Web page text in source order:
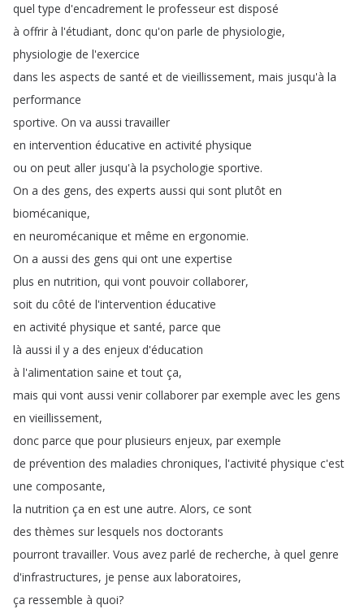
quel type d'encadrement le professeur est disposé
à offrir à l'étudiant, donc qu'on parle de physiologie,
physiologie de l'exercice
dans les aspects de santé et de vieillissement, mais jusqu'à la
performance
sportive. On va aussi travailler
en intervention éducative en activité physique
ou on peut aller jusqu'à la psychologie sportive.
On a des gens, des experts aussi qui sont plutôt en
biomécanique,
en neuromécanique et même en ergonomie.
On a aussi des gens qui ont une expertise
plus en nutrition, qui vont pouvoir collaborer,
soit du côté de l'intervention éducative
en activité physique et santé, parce que
là aussi il y a des enjeux d'éducation
à l'alimentation saine et tout ça,
mais qui vont aussi venir collaborer par exemple avec les gens
en vieillissement,
donc parce que pour plusieurs enjeux, par exemple
de prévention des maladies chroniques, l'activité physique c'est
une composante,
la nutrition ça en est une autre. Alors, ce sont
des thèmes sur lesquels nos doctorants
pourront travailler. Vous avez parlé de recherche, à quel genre
d'infrastructures, je pense aux laboratoires,
ça ressemble à quoi?